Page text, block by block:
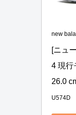
new
[ニュ
4 現行
26.0
U574D